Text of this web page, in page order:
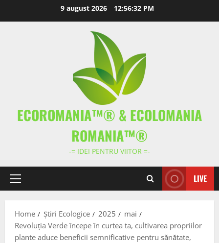
9 august 2026 12:56:33 PM
ECOROMANIA™® & ECOLOMANIA
ROMANIA™®
-= IDEI PENTRU VIITOR =-
Primary
LIVE
Home Știri Ecologice 2025
mai
Revoluția Verde începe în curtea ta, cultivarea propriilor
plante aduce beneficii semnificative pentru sănătate,